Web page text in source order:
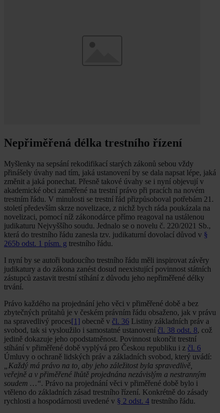
Nepřiměřená délka trestního řízení
Myšlenky na sepsání rekodifikací starých zákonů sebou vždy
přinášely úvahy nad tím, jaká ustanovení by se dala napsat lépe, jaká
změnit a jaká ponechat. Přesně takové úvahy se i nyní objevují v
akademické obci zaměřené na trestní právo při pracích na novém
trestním řádu. V minulosti se trestní řád přizpůsoboval potřebám 21.
století především skrze novelizace, z nichž bych ráda poukázala na
novelizaci, pomocí níž zákonodárce přímo reagoval na ustálenou
judikaturu Nejvyššího soudu. Jednalo se o novelu č. 220/2021 Sb.,
která do trestního řádu zanesla tzv. judikaturní dovolací důvod v §
265b odst. 1 písm. g trestního řádu.
I nyní by se autoři budoucího trestního řádu měli inspirovat závěry
judikatury a do zákona zanést dosud neexistující povinnost státních
zástupců zastavit trestní stíhání z důvodu jeho nepřiměřené délky
trvání.
Právo každého na projednání jeho věci v přiměřené době a bez
zbytečných průtahů je v českém právním řádu obsaženo, jak v právu
na spravedlivý proces[1] obecně v čl. 36 Listiny základních práv a
svobod, tak si vysloužilo i samostatné ustanovení čl. 38 odst. 8, což
jedině dokazuje jeho opodstatněnost. Povinnost ukončit trestní
stíhání v přiměřené době vyplývá pro Českou republiku i z čl. 6
Úmluvy o ochraně lidských práv a základních svobod, který uvádí:
„Každý má právo na to, aby jeho záležitost byla spravedlivě,
veřejně a v přiměřené lhůtě projednána nezávislým a nestranným
soudem …“. Právo na projednání věci v přiměřené době bylo i
vtěleno do základních zásad trestního řízení. Konkrétně do zásady
rychlosti a hospodárnosti uvedené v § 2 odst. 4 trestního řádu.